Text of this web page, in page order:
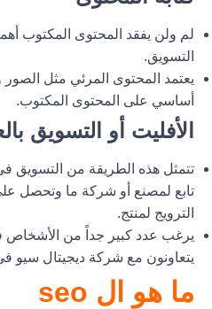
لم ولن يفقد المحتوى المكتوب
التسويق.
يعتمد المحتوى المرئي مثل
أساسي على المحتوى المكتوب.
الأفليت أو التسويق
تتمثل هذه الطريقة من التسويق
تابع لمصنع أو شركة ما وتحصل
الترويج لمنتج.
يرغب عدد كبير جداً من الأشخاص
يتعاونون مع شركة ديجيتال سيو
ما هو ال seo